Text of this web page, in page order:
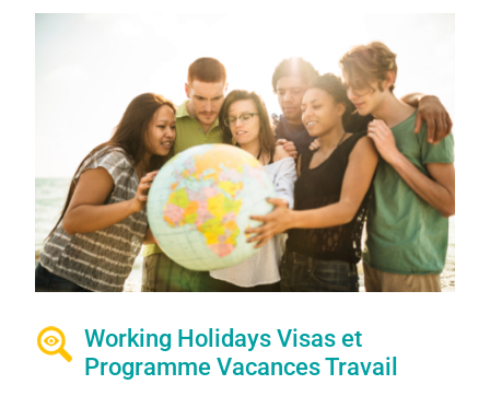
Working Holidays Visas et
Programme Vacances Travail